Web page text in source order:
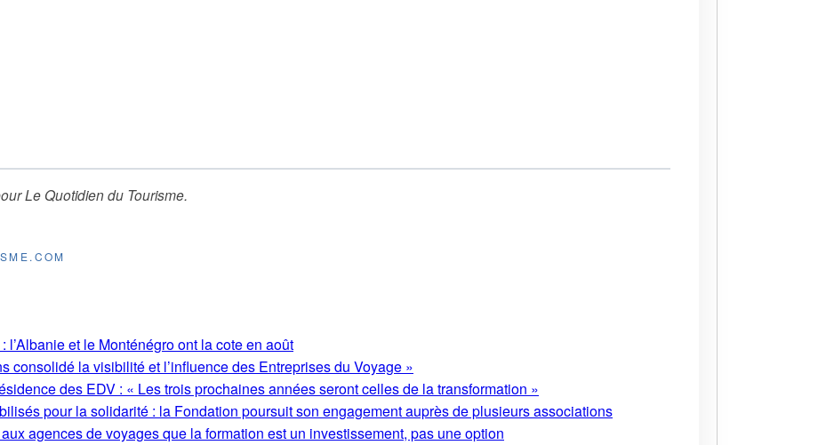
Le Quotidien du Tourisme.
l’Albanie et le Monténégro ont la cote en août
consolidé la visibilité et l’influence des Entreprises du Voyage »
des EDV : « Les trois prochaines années seront celles de la transformation »
pour la solidarité : la Fondation poursuit son engagement auprès de plusieurs associations
agences de voyages que la formation est un investissement, pas une option